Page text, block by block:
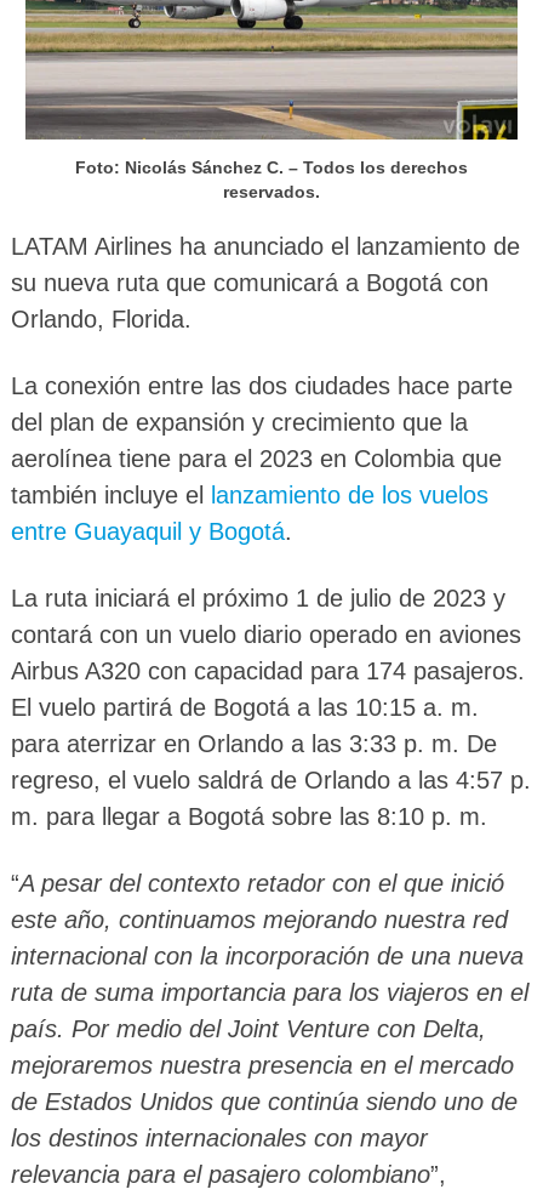
Foto: Nicolás Sánchez C. – Todos los derechos
reservados.
LATAM Airlines ha anunciado el lanzamiento de
su nueva ruta que comunicará a Bogotá con
Orlando, Florida.
La conexión entre las dos ciudades hace parte
del plan de expansión y crecimiento que la
aerolínea tiene para el 2023 en Colombia que
también incluye el lanzamiento de los vuelos
entre Guayaquil y Bogotá.
La ruta iniciará el próximo 1 de julio de 2023 y
contará con un vuelo diario operado en aviones
Airbus A320 con capacidad para 174 pasajeros.
El vuelo partirá de Bogotá a las 10:15 a. m.
para aterrizar en Orlando a las 3:33 p. m. De
regreso, el vuelo saldrá de Orlando a las 4:57 p.
m. para llegar a Bogotá sobre las 8:10 p. m.
“A pesar del contexto retador con el que inició
este año, continuamos mejorando nuestra red
internacional con la incorporación de una nueva
ruta de suma importancia para los viajeros en el
país. Por medio del Joint Venture con Delta,
mejoraremos nuestra presencia en el mercado
de Estados Unidos que continúa siendo uno de
los destinos internacionales con mayor
relevancia para el pasajero colombiano”,